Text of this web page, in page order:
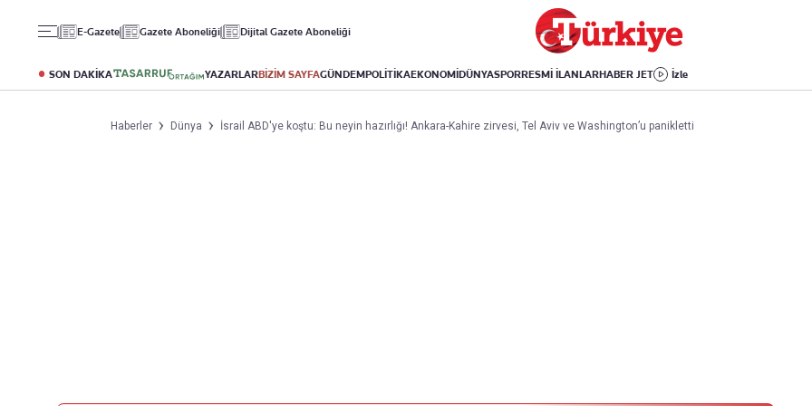
E-Gazete Gazete Aboneliği Dijital Gazete Aboneliği
SON DAKİKA YAZARLARBİZİM SAYFAGÜNDEMPOLİTİKAEKONOMİDÜNYASPORRESMİ İLANLARHABER JET İzle
Altın
Döviz
Kripto Para
Puan Durumu
Fikstür
Avrupa Ligi
Avrupa
Amerika
İsrail-Gazze
Yaşam
Sağlık
Yemek
Aktüel
Kitap
Haberler Dünya İsrail ABD'ye koştu: Bu neyin hazırlığı! Ankara-Kahire zirvesi, Tel Aviv ve Washington’u panikletti